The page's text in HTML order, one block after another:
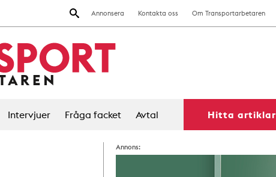
Annonsera Kontakta oss Om Transportarbetaren
Intervjuer Fråga facket Avtal Hitta artiklar
Annons: